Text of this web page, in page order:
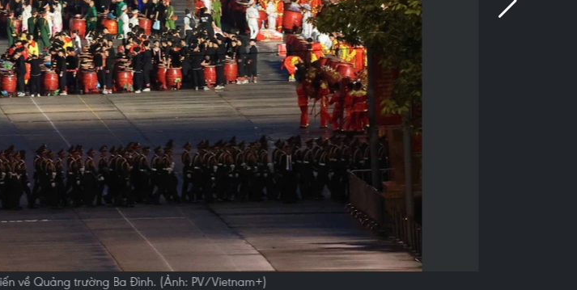
về Quảng trường Ba Đình. (Ảnh: PV/Vietnam+)